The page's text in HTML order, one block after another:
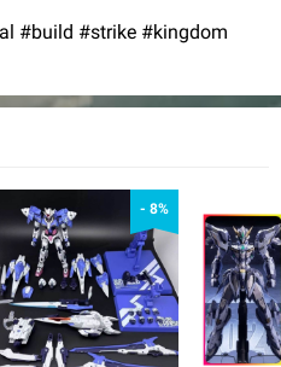
#build #strike #kingdom
- 8%